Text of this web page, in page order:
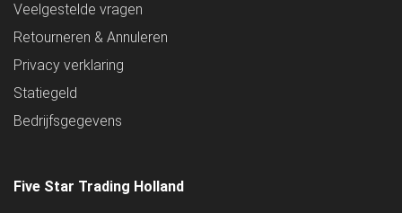
Veelgestelde vragen
Retourneren & Annuleren
Privacy verklaring
Statiegeld
Bedrijfsgegevens
Five Star Trading Holland